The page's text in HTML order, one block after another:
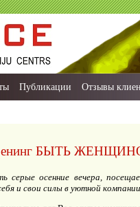
Публикации Отзывы
БЫТЬ
серые осенние вечера,
и свои силы в уютной